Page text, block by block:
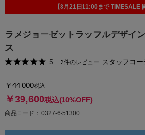
ラメジョーゼットラッフルデザイ
ス
5 2件のレビュー スタッフコー
【8月21日11:00まで TIMESALE
￥44,000税込
￥39,600税込(10%OFF)
商品コード 0327-6-51300